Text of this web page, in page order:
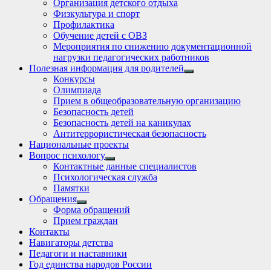
Организация детского отдыха
Физкультура и спорт
Профилактика
Обучение детей с ОВЗ
Мероприятия по снижению документационной
нагрузки педагогических работников
Полезная информация для родителей
Show
Конкурсы
Олимпиада
Прием в общеобразовательную организацию
Безопасность детей
Безопасность детей на каникулах
Антитеррористическая безопасность
Национальные проекты
Вопрос психологу
Show
sub
menu
Контактные данные специалистов
Психологическая служба
Памятки
Обращения
Show
sub
menu
Форма обращений
Прием граждан
Контакты
Навигаторы детства
Педагоги и наставники
Год единства народов России